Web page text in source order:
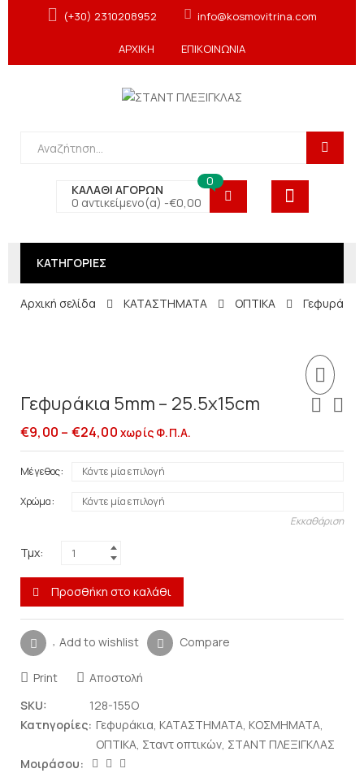
(+30) 2310208952 info@kosmovitrina.com
ΑΡΧΙΚΗ ΕΠΙΚΟΙΝΩΝΙΑ
ΚΑΛΑΘΙ ΑΓΟΡΩΝ
0 αντικείμενο(α) -€0,00
0
ΚΑΤΗΓΟΡΙΕΣ
Αρχική σελίδα ΚΑΤΑΣΤΗΜΑΤΑ ΟΠΤΙΚΑ Γεφυράκια
Γεφυράκια 5mm – 25.5x15cm
€9,00 – €24,00 χωρίς Φ.Π.Α.
Μέγεθος
Χρώμα
Εκκαθάριση
Τμχ:
Προσθήκη στο καλάθι
Add to wishlist Compare
Print
Αποστολή
SKU:
128-155O
Κατηγορίες: Γεφυράκια, ΚΑΤΑΣΤΗΜΑΤΑ, ΚΟΣΜΗΜΑΤΑ,
ΟΠΤΙΚΑ, Σταντ οπτικών, ΣΤΑΝΤ ΠΛΕΞΙΓΚΛΑΣ
Μοιράσου: